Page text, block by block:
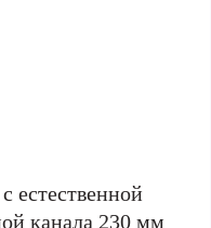
естественной
канала 230 мм